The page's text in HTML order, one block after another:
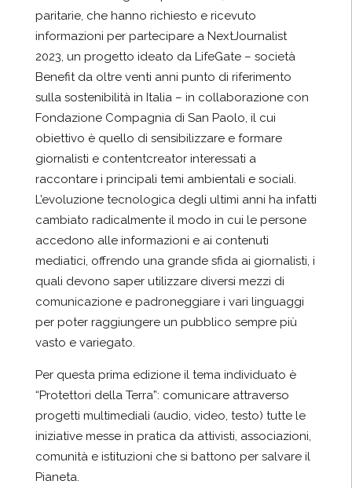
paritarie, che hanno richiesto e ricevuto
informazioni per partecipare a NextJournalist
2023, un progetto ideato da LifeGate – società
Benefit da oltre venti anni punto di riferimento
sulla sostenibilità in Italia – in collaborazione con
Fondazione Compagnia di San Paolo, il cui
obiettivo è quello di sensibilizzare e formare
giornalisti e contentcreator interessati a
raccontare i principali temi ambientali e sociali.
L’evoluzione tecnologica degli ultimi anni ha infatti
cambiato radicalmente il modo in cui le persone
accedono alle informazioni e ai contenuti
mediatici, offrendo una grande sfida ai giornalisti, i
quali devono saper utilizzare diversi mezzi di
comunicazione e padroneggiare i vari linguaggi
per poter raggiungere un pubblico sempre più
vasto e variegato.
Per questa prima edizione il tema individuato è
“Protettori della Terra”: comunicare attraverso
progetti multimediali (audio, video, testo) tutte le
iniziative messe in pratica da attivisti, associazioni,
comunità e istituzioni che si battono per salvare il
Pianeta.